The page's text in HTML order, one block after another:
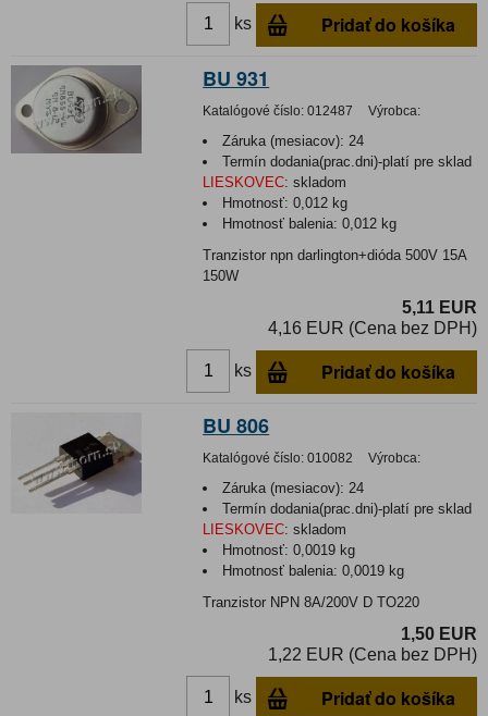
ks Pridať do košíka
BU 931
Katalógové číslo: 012487 Výrobca:
Záruka (mesiacov): 24
Termín dodania(prac.dni)-platí pre sklad
LIESKOVEC: skladom
Hmotnosť:0,012 kg
Hmotnosť balenia:0,012 kg
Tranzistor npn darlington+dióda 500V 15A
150W
5,11 EUR
4,16 EUR (Cena bez DPH)
ks Pridať do košíka
BU 806
Katalógové číslo: 010082 Výrobca:
Záruka (mesiacov): 24
Termín dodania(prac.dni)-platí pre sklad
LIESKOVEC: skladom
Hmotnosť:0,0019 kg
Hmotnosť balenia:0,0019 kg
Tranzistor NPN 8A/200V D TO220
1,50 EUR
1,22 EUR (Cena bez DPH)
ks Pridať do košíka